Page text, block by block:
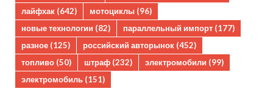
лайфхак (642) мотоциклы (96)
новые технологии (82) параллельный импорт (177)
разное (125) российский авторынок (452)
топливо (50) штраф (232) электромобили (99)
электромобиль (151)